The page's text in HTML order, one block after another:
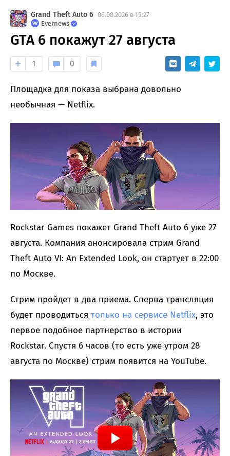
Grand Theft Auto 6 06.08.2026 в 15:27
Evernews
GTA 6 покажут 27 августа
1 0
Площадка для показа выбрана довольно
необычная — Netflix.
Rockstar Games покажет Grand Theft Auto 6 уже 27
августа. Компания анонсировала стрим Grand
Theft Auto VI: An Extended Look, он стартует в 22:00
по Москве.
Стрим пройдет в два приема. Сперва трансляция
будет проводиться только на сервисе Netflix, это
первое подобное партнерство в истории
Rockstar. Спустя 6 часов (то есть уже утром 28
августа по Москве) стрим появится на YouTube.